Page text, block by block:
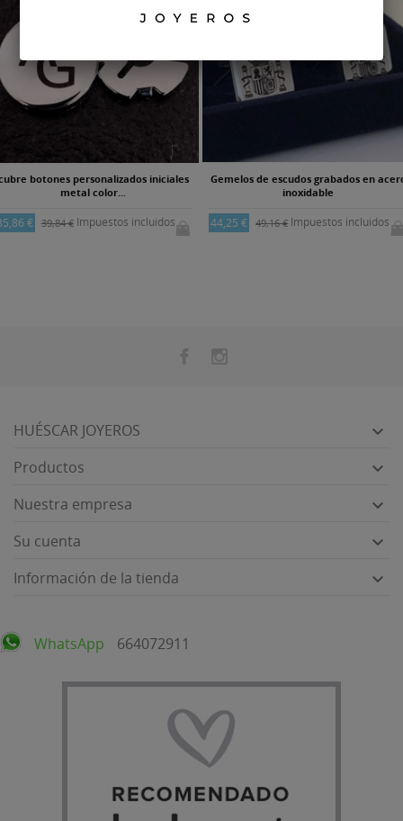
botones personalizados iniciales
metal color...
€ 39,84 €Impuestos incluidos
Gemelos de escudos grabados en
inoxidable
44,25 € 49,16 € Impuestos incluidos
HUÉSCAR JOYEROS 
Productos 
Nuestra empresa 
Su cuenta 
Información de la tienda 
WhatsApp 664072911